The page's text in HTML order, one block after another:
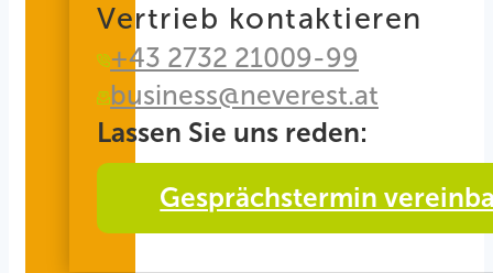
Vertrieb kontaktieren
+43 2732 21009-99
business@neverest.at
Lassen Sie uns reden:
Gesprächstermin